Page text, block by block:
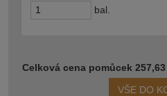
bal.
Celková cena pomůcek 257,63
VŠE DO